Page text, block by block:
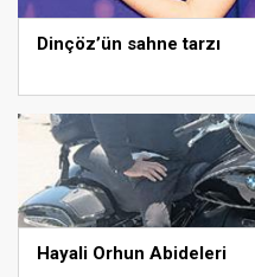
Dinçöz’ün sahne tarzı
Hayali Orhun Abideleri